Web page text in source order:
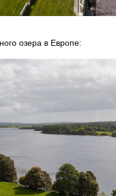
озера в Европе: